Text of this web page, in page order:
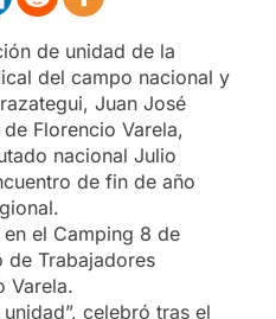
de unidad de la
del campo nacional y
Juan José
Florencio Varela,
nacional Julio
de fin de año
el Camping 8 de
de Trabajadores
Varela.
celebró tras el